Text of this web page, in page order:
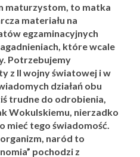
maturzystom, to matka
materiału na
egzaminacyjnych
które wcale
Potrzebujemy
z II wojny światowej i w
działań obu
trudne do odrobienia,
Wokulskiemu, nierzadko
mieć tego świadomość.
naród to
pochodzi z